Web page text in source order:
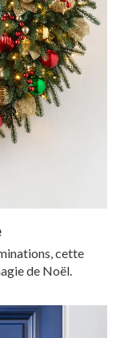
cette
de Noël.